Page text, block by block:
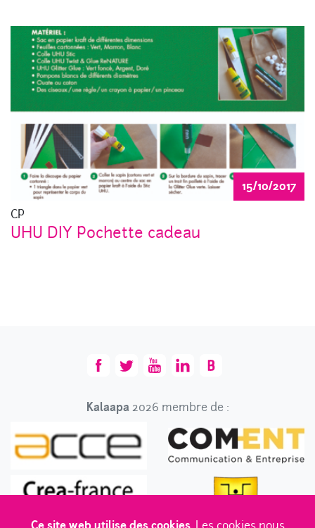
15/10/2017
CP
UHU DIY Pochette cadeau
Kalaapa2026 membre de :